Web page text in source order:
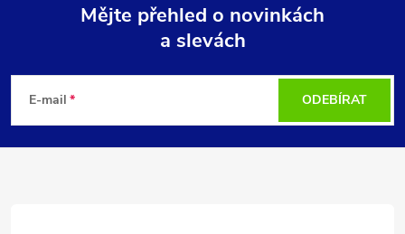
p
Mějte přehled o novinkách
a slevách
E-mail ODEBÍRAT